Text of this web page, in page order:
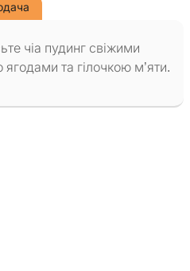
чіа пудинг свіжими
та гілочкою м’яти.